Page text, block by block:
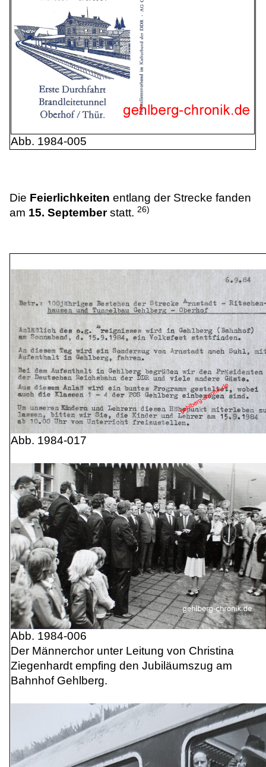
Abb. 1984-005
Die Feierlichkeiten entlang der Strecke fanden
am 15. Septemberstatt.26)
Abb. 1984-017
Abb. 1984-006
Der Männerchor unter Leitung von Christina
Ziegenhardt empfing den Jubiläumszug am
Bahnhof Gehlberg.